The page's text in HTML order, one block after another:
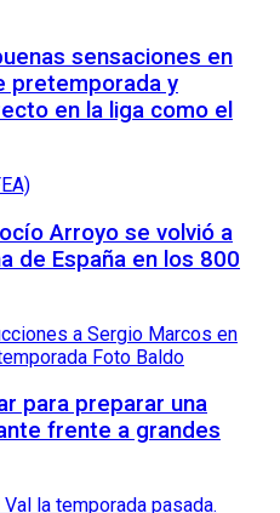
sensaciones en
pretemporada y
en la liga como el
Arroyo se volvió a
de España en los 800
para preparar una
frente a grandes